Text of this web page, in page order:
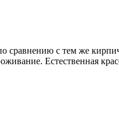
сравнению с тем же
Естественная